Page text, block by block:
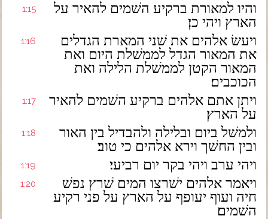
1:15
והיו למאורת ברקיע השׁמים להאיר על
הארץ ויהי כן׃
1:16
ויעשׂ אלהים את שׁני המארת הגדלים
את המאור הגדל לממשׁלת היום ואת
המאור הקטן לממשׁלת הלילה ואת
הכוכבים׃
1:17
ויתן אתם אלהים ברקיע השׁמים להאיר
על הארץ׃
1:18
ולמשׁל ביום ובלילה ולהבדיל בין האור
ובין החשׁך וירא אלהים כי טוב׃
1:19 ויהי ערב ויהי בקר יום רביעי׃
1:20
ויאמר אלהים ישׁרצו המים שׁרץ נפשׁ
חיה ועוף יעופף על הארץ על פני רקיע
השׁמים׃